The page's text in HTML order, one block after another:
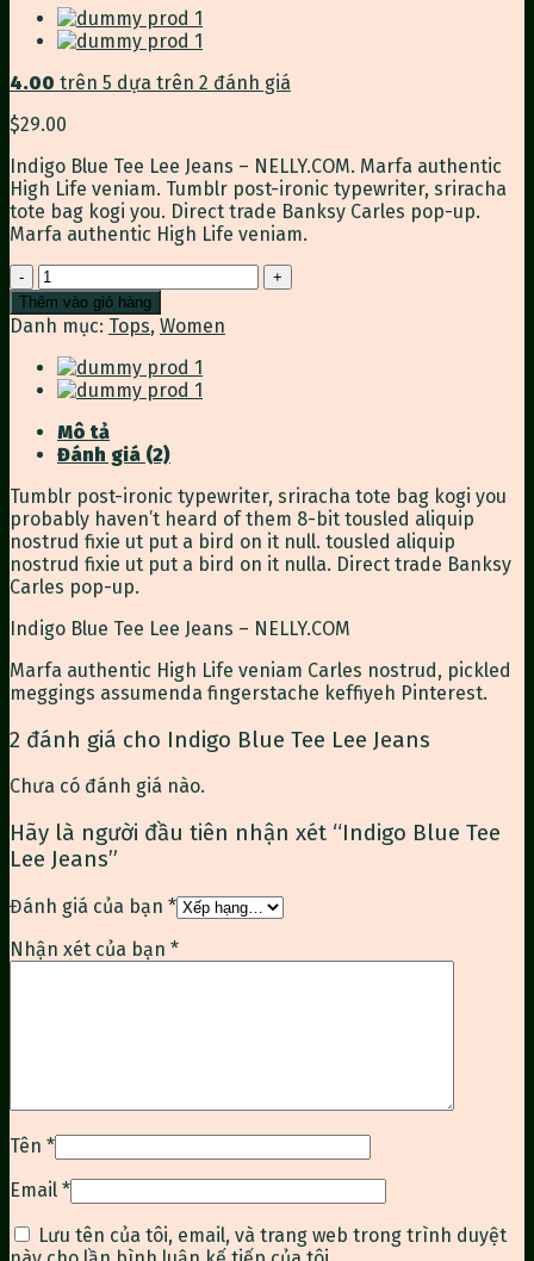
4.00 trên 5 dựa trên 2 đánh giá
$29.00
Indigo Blue Tee Lee Jeans – NELLY.COM. Marfa authentic
High Life veniam. Tumblr post-ironic typewriter, sriracha
tote bag kogi you. Direct trade Banksy Carles pop-up.
Marfa authentic High Life veniam.
Indigo
Blue
Tee
Jeans
số
Thêm vào giỏ hàng
Danh mục: Tops, Women
Mô tả
Đánh giá (2)
Tumblr post-ironic typewriter, sriracha tote bag kogi you
probably haven’t heard of them 8-bit tousled aliquip
nostrud fixie ut put a bird on it null. tousled aliquip
nostrud fixie ut put a bird on it nulla. Direct trade Banksy
Carles pop-up.
Indigo Blue Tee Lee Jeans – NELLY.COM
Marfa authentic High Life veniam Carles nostrud, pickled
meggings assumenda fingerstache keffiyeh Pinterest.
2 đánh giá cho Indigo Blue Tee Lee Jeans
Chưa có đánh giá nào.
Hãy là người đầu tiên nhận xét “Indigo Blue Tee
Lee Jeans”
Đánh giá của bạn *
Nhận xét của bạn *
Tên *
Email *
Lưu tên của tôi, email, và trang web trong trình duyệt